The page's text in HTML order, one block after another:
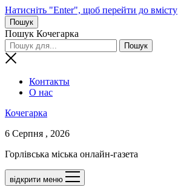
Натисніть "Enter", щоб перейти до вмісту
Пошук
Пошук Кочегарка
Контакты
О нас
Кочегарка
6 Серпня , 2026
Горлівська міська онлайн-газета
відкрити меню